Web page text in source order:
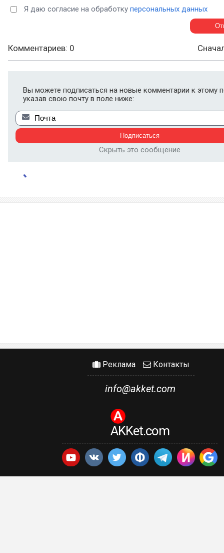
Я даю согласие на обработку персональных данных
Комментариев: 0
Вы можете подписаться на новые комментарии к этому
указав свою почту в поле ниже:
Скрыть это сообщение
Реклама Контакты
info@akket.com
AKKet.com